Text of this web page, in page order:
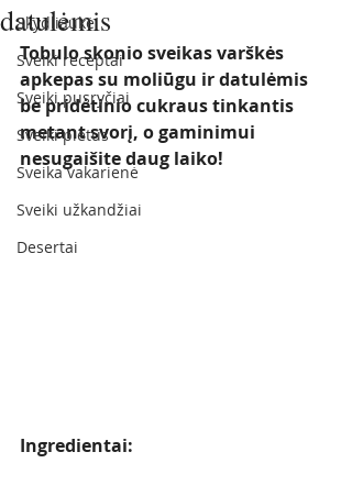
Skydliaukė
Sveiki receptai
Sveiki pusryčiai
Sveiki pietūs
Sveika vakarienė
Sveiki užkandžiai
Desertai
datulėmis
Tobulo skonio sveikas varškės
apkepas su moliūgu ir datulėmis
be pridėtinio cukraus tinkantis
metant svorį, o gaminimui
nesugaišite daug laiko!
Ingredientai: